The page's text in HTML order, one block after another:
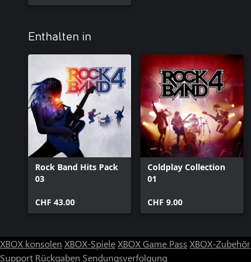
Enthalten in
Rock Band Hits Pack
03
CHF 43.00
Coldplay Collection
01
CHF 9.00
XBOX konsolen XBOX-SpieleXBOX Game Pass XBOX-Zubehör
Support Rückgaben Sendungsverfolgung